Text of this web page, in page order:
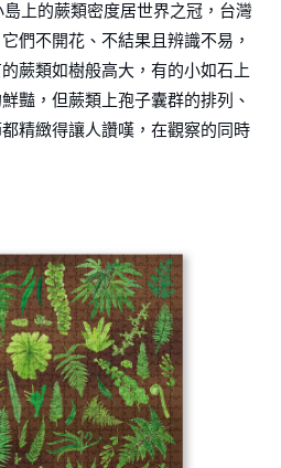
上的蕨類密度居世界之冠，台灣
們不開花、不結果且辨識不易，
蕨類如樹般高大，有的小如石上
豔，但蕨類上孢子囊群的排列、
精緻得讓人讚嘆，在觀察的同時